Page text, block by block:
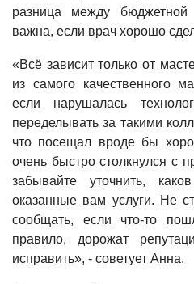
разница между
важна, если врач хорошо
«Всё зависит только от
из самого качественного
если нарушалась
переделывать за такими
что посещал вроде бы
очень быстро столкнулся с
забывайте уточнить,
оказанные вам услуги. Не
сообщать, если что-то
правило, дорожат
исправить», - советует Анна.